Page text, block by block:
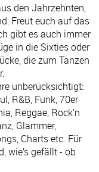
den Jahrzehnten,
Freut euch auf das
gibt es auch immer
in die Sixties oder
die zum Tanzen
unberücksichtigt:
R&B, Funk, 70er
Reggae, Rock’n
Glammer,
Charts etc. Für
wie’s gefällt - ob